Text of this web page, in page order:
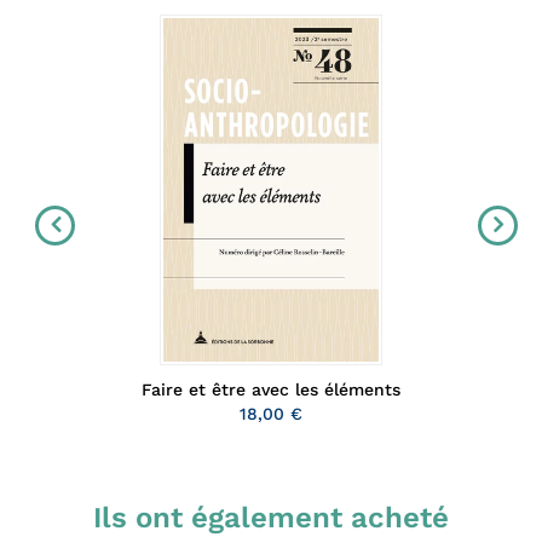
Faire et être avec les éléments
18,00 €
Ils ont également acheté